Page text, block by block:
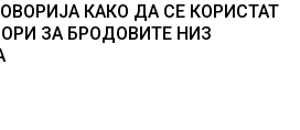
КАКО ДА СЕ КОРИСТАТ
ЗА БРОДОВИТЕ НИЗ